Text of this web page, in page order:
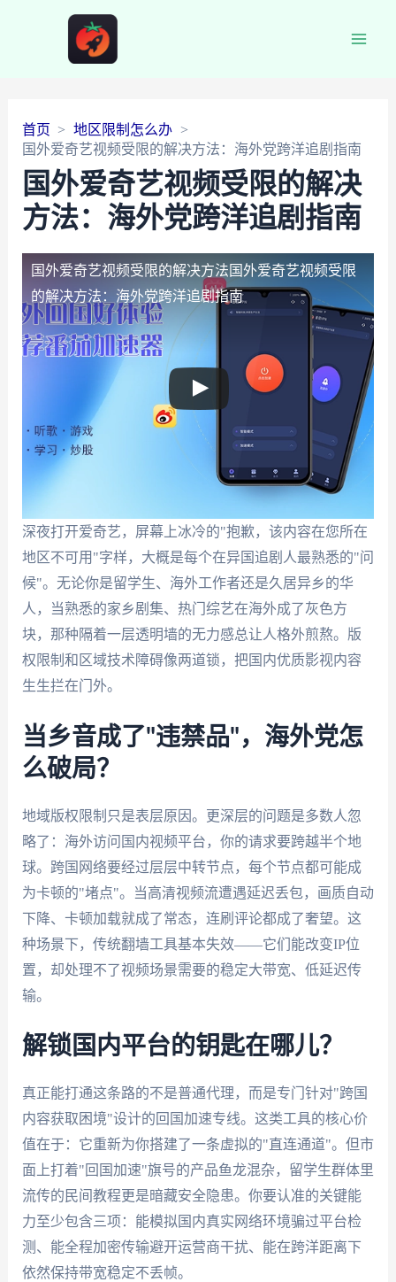
首页
地区限制怎么办
国外爱奇艺视频受限的解决方法：海外党跨洋追剧指南
国外爱奇艺视频受限的解决
方法：海外党跨洋追剧指南
国外爱奇艺视频受限的解决方法国外爱奇艺视频受限
的解决方法：海外党跨洋追剧指南
深夜打开爱奇艺，屏幕上冰冷的"抱歉，该内容在您所在
地区不可用"字样，大概是每个在异国追剧人最熟悉的"问
候"。无论你是留学生、海外工作者还是久居异乡的华
人，当熟悉的家乡剧集、热门综艺在海外成了灰色方
块，那种隔着一层透明墙的无力感总让人格外煎熬。版
权限制和区域技术障碍像两道锁，把国内优质影视内容
生生拦在门外。
当乡音成了"违禁品"，海外党怎
么破局？
地域版权限制只是表层原因。更深层的问题是多数人忽
略了：海外访问国内视频平台，你的请求要跨越半个地
球。跨国网络要经过层层中转节点，每个节点都可能成
为卡顿的"堵点"。当高清视频流遭遇延迟丢包，画质自动
下降、卡顿加载就成了常态，连刷评论都成了奢望。这
种场景下，传统翻墙工具基本失效——它们能改变IP位
置，却处理不了视频场景需要的稳定大带宽、低延迟传
输。
解锁国内平台的钥匙在哪儿？
真正能打通这条路的不是普通代理，而是专门针对"跨国
内容获取困境"设计的回国加速专线。这类工具的核心价
值在于：它重新为你搭建了一条虚拟的"直连通道"。但市
面上打着"回国加速"旗号的产品鱼龙混杂，留学生群体里
流传的民间教程更是暗藏安全隐患。你要认准的关键能
力至少包含三项：能模拟国内真实网络环境骗过平台检
测、能全程加密传输避开运营商干扰、能在跨洋距离下
依然保持带宽稳定不丢帧。